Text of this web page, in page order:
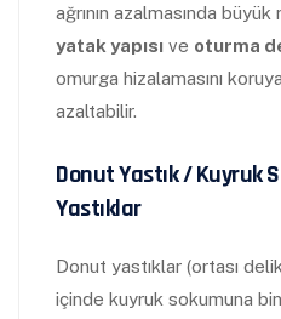
ağrının azalmasında büyük
yatak yapısı ve oturma
omurga hizalamasını
azaltabilir.
Donut Yastık / Kuyruk
Yastıklar
Donut yastıklar (ortası
içinde kuyruk sokumuna